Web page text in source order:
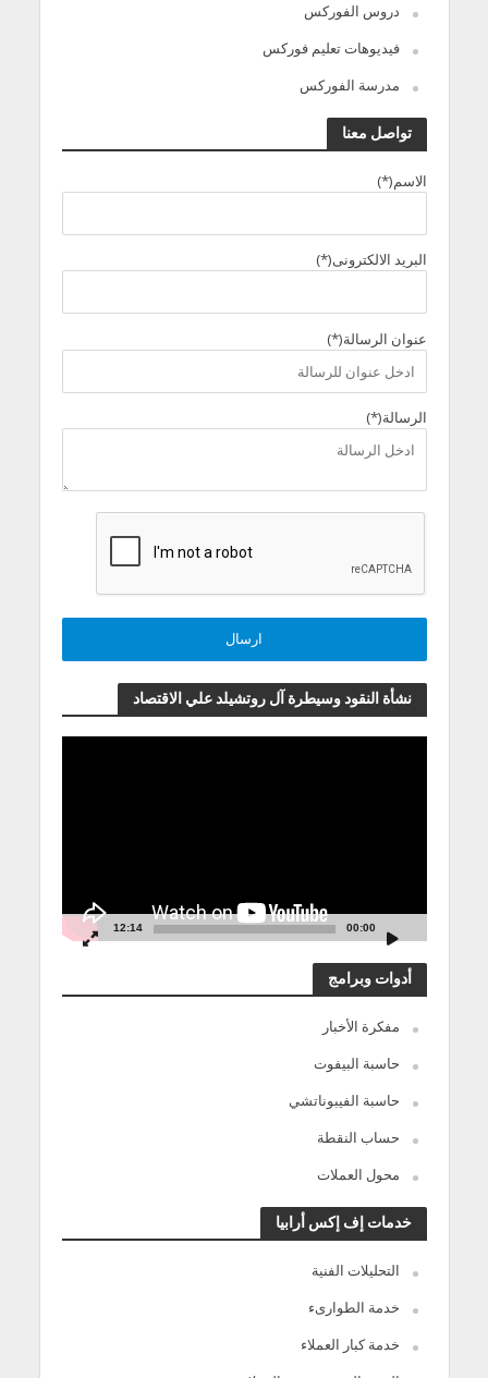
دروس الفوركس
فيديوهات تعليم فوركس
مدرسة الفوركس
تواصل معنا
الاسم(*)
البريد الالكترونى(*)
عنوان الرسالة(*)
الرسالة(*)
نشأة النقود وسيطرة آل روتشيلد علي الاقتصاد
00:00
12:14
أدوات وبرامج
مفكرة الأخبار
حاسبة البيفوت
حاسبة الفيبوناتشي
حساب النقطة
محول العملات
خدمات إف إكس أرابيا
التحليلات الفنية
خدمة الطوارىء
خدمة كبار العملاء